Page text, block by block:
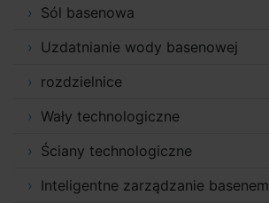
Sól basenowa
Uzdatnianie wody basenowej
rozdzielnice
Wały technologiczne
Ściany technologiczne
Inteligentne zarządzanie basenem